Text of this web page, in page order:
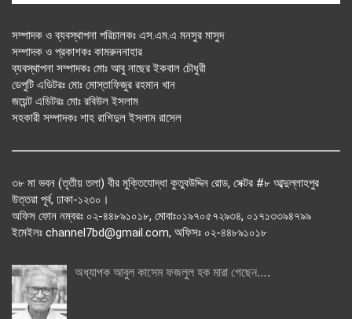
সম্পাদক ও ব্যবস্থাপনা পরিচালকঃ এস.এম.এ মনসুর মাসুদ
সম্পাদক ও প্রকাশকঃ কামরুননাহার
ব্যবস্থাপনা সম্পাদকঃ মোঃ আবু নাছের ইকবাল চৌধুরী
ডেপুটি এডিটরঃ মোঃ মোস্তাফিজুর রহমান খান
জয়েন্ট এডিটরঃ মোঃ রবিউল ইসলাম
সহকারী সম্পাদকঃ শাহ রাশিদুল ইসলাম রাসেল
৩৮ মা ভবন (তৃতীয় তলা) বীর মুক্তিযোদ্ধা কুতুবউদ্দিন রোড, সেক্টর #৮ আব্দুল্লাহপুর
উত্তরা পূর্ব, ঢাকা-১২৩০।
অফিস ফোন নম্বরঃ ০২-৪৪৮৯১০১৮, মোবাঃ০১৯৭০৫৭২৯৩৪, ০১৭১৩৩৯৪৭৯৯
ইমেইলঃ channel7bd@gmail.com, অফিসঃ ০২-৪৪৮৯১০১৮
অধ্যাপক আবুল কাসেম ফজলুল হক মারা গেছেন….